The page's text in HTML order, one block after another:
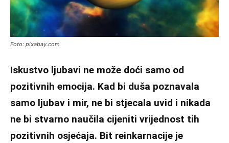
Foto: pixabay.com
Iskustvo ljubavi ne može doći samo od
pozitivnih emocija. Kad bi duša poznavala
samo ljubav i mir, ne bi stjecala uvid i nikada
ne bi stvarno naučila cijeniti vrijednost tih
pozitivnih osjećaja. Bit reinkarnacije je